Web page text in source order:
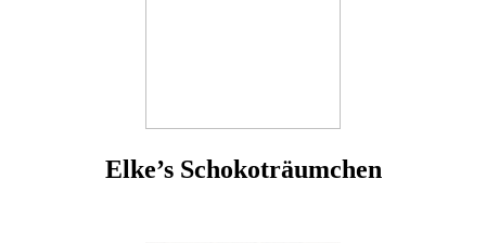
Elke’s Schokoträumchen